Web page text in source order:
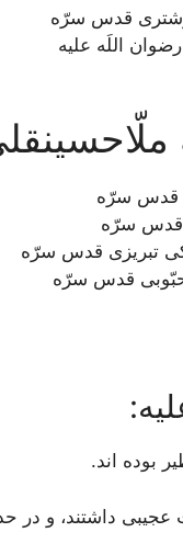
قدس سرّه
اللَه علیه
قدس سرّه
قدس سرّه
تبریزی قدس سرّه
قدس سرّه
بوده‏ اند.
عجيبى داشتند، و در